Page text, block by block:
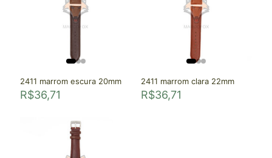
2411 marrom escura 20mm
R$36,71
2411 marrom clara 22mm
R$36,71